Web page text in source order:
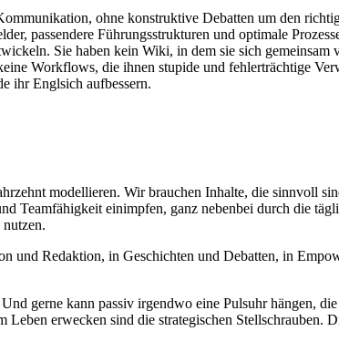
ohne konstruktive Debatten um den
passendere Führungsstrukturen und optimale
Sie haben kein Wiki, in dem sie sich
Workflows, die ihnen stupide und fehlerträchtige
ihr Englsich aufbessern.
modellieren. Wir brauchen Inhalte, die sinnvoll
Teamfähigkeit einimpfen, ganz nebenbei durch die
und Redaktion, in Geschichten und Debatten, in
gerne kann passiv irgendwo eine Pulsuhr hängen,
erwecken sind die strategischen Stellschrauben.